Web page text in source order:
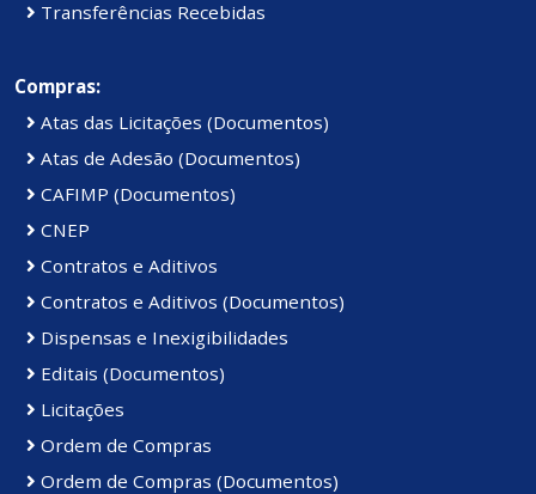
Transferências Recebidas
Compras:
Atas das Licitações (Documentos)
Atas de Adesão (Documentos)
CAFIMP (Documentos)
CNEP
Contratos e Aditivos
Contratos e Aditivos (Documentos)
Dispensas e Inexigibilidades
Editais (Documentos)
Licitações
Ordem de Compras
Ordem de Compras (Documentos)